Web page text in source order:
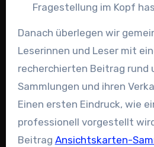
Fragestellung im Kopf
Danach überlegen wir
Leserinnen und Leser mit
recherchierten Beitrag rund
Sammlungen und ihren
Einen ersten Eindruck, wie
professionell vorgestellt
Beitrag Ansichtskarten-